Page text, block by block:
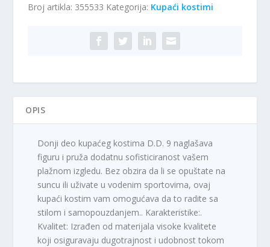
donji
Broj artikla: 355533 Kategorija: Kupaći kostimi
OPIS
Donji deo kupaćeg kostima D.D. 9 naglašava
figuru i pruža dodatnu sofisticiranost vašem
plažnom izgledu. Bez obzira da li se opuštate na
suncu ili uživate u vodenim sportovima, ovaj
kupaći kostim vam omogućava da to radite sa
stilom i samopouzdanjem.. Karakteristike:.
Kvalitet: Izrađen od materijala visoke kvalitete
koji osiguravaju dugotrajnost i udobnost tokom